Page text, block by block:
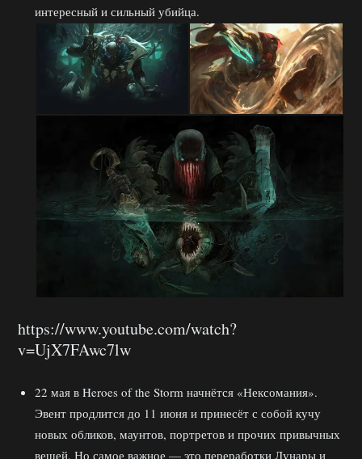
интересный и сильный убийца.
https://www.youtube.com/watch?
v=UjX7FAwc7lw
22 мая в Heroes of the Storm начнётся «Нексомания».
Эвент продлится до 11 июня и принесёт с собой кучу
новых обликов, маунтов, портретов и прочих привычных
вещей. Но самое важное — это переработки Лунары и